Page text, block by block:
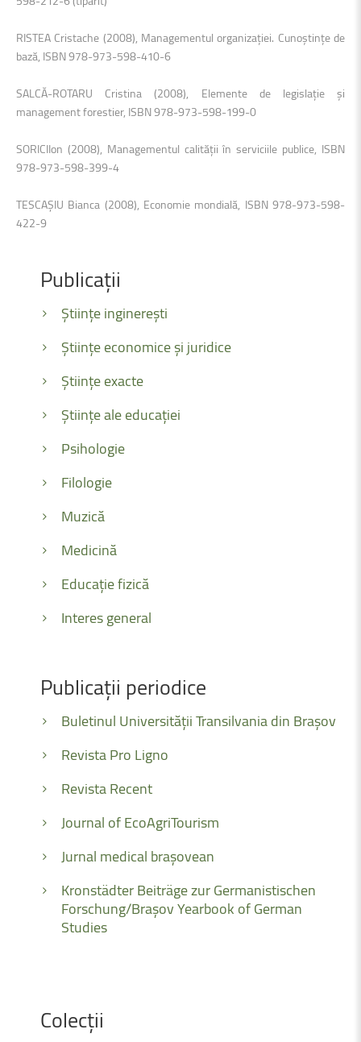
RISTEA Cristache (2008), Managementul organizaţiei. Cunoştinţe de
bază, ISBN 978-973-598-410-6
SALCĂ-ROTARU Cristina (2008), Elemente de legislaţie şi
management forestier, ISBN 978-973-598-199-0
SORICIIon (2008), Managementul calităţii în serviciile publice, ISBN
978-973-598-399-4
TESCAŞIU Bianca (2008), Economie mondială, ISBN 978-973-598-
422-9
Publicații
Științe inginerești
Științe economice și juridice
Științe exacte
Științe ale educației
Psihologie
Filologie
Muzică
Medicină
Educație fizică
Interes general
Publicații periodice
Buletinul Universității Transilvania din Brașov
Revista Pro Ligno
Revista Recent
Journal of EcoAgriTourism
Jurnal medical brașovean
Kronstädter Beiträge zur Germanistischen
Forschung/Brașov Yearbook of German
Studies
Colecții